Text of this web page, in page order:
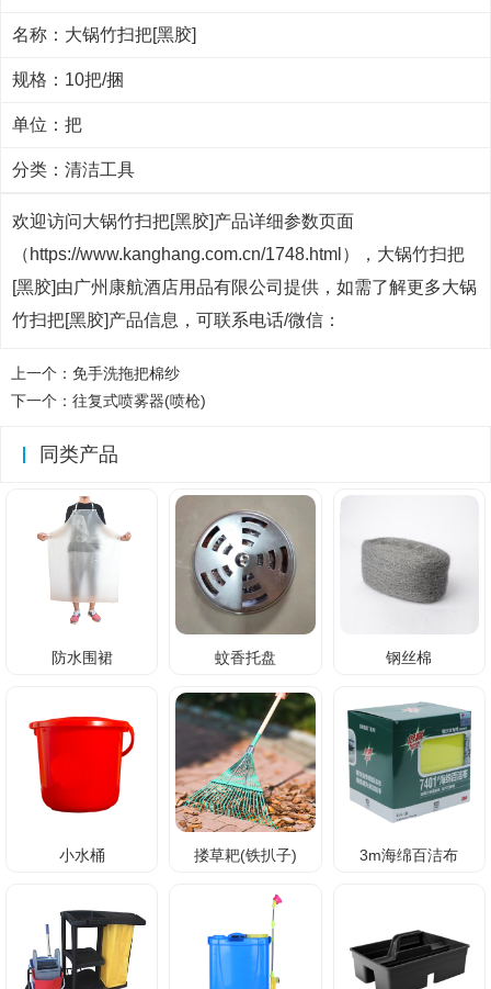
名称：大锅竹扫把[黑胶]
规格：10把/捆
单位：把
分类： 清洁工具
欢迎访问大锅竹扫把[黑胶]产品详细参数页面
（https://www.kanghang.com.cn/1748.html），大锅竹扫把
[黑胶]由广州康航酒店用品有限公司提供，如需了解更多大锅
竹扫把[黑胶]产品信息，可联系电话/微信：
上一个： 免手洗拖把棉纱
下一个： 往复式喷雾器(喷枪)
同类产品
防水围裙 蚊香托盘 钢丝棉
小水桶 搂草耙(铁扒子) 3m海绵百洁布